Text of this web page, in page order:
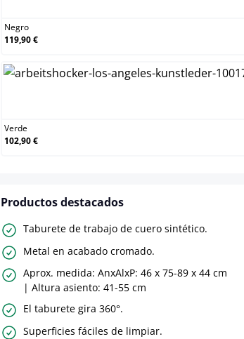
Negro
119,90 €
Verde
102,90 €
Productos destacados
Taburete de trabajo de cuero sintético.
Metal en acabado cromado.
Aprox. medida: AnxAlxP: 46 x 75-89 x 44 cm
| Altura asiento: 41-55 cm
El taburete gira 360°.
Superficies fáciles de limpiar.